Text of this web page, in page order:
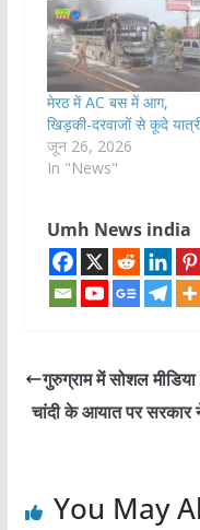
मेरठ में AC बस में आग,
खिड़की-दरवाजों से कूदे
जून 26, 2026
In "News"
Umh News india
गुरुग्राम में सोशल
चांदी के आयात पर सरकार
You May